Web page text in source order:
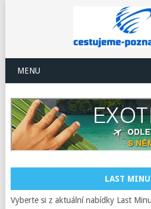
MENU
LAST
Vyberte si z aktuální nabídky Last